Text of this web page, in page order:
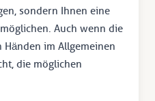
sondern Ihnen eine
Auch wenn die
im Allgemeinen
die möglichen